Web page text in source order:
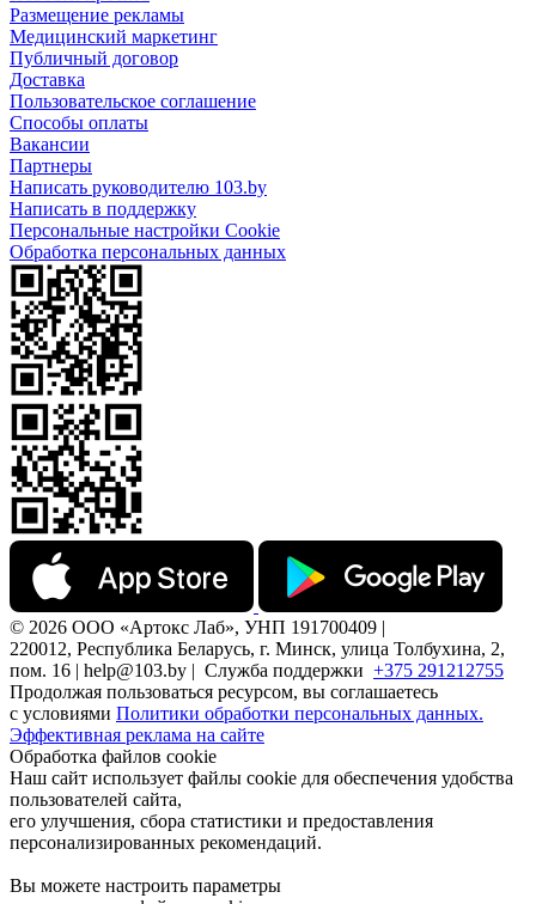
Размещение рекламы
Медицинский маркетинг
Публичный договор
Доставка
Пользовательское соглашение
Способы оплаты
Вакансии
Партнеры
Написать руководителю 103.by
Написать в поддержку
Персональные настройки Cookie
Обработка персональных данных
© 2026 ООО «Артокс Лаб», УНП 191700409 |
220012, Республика Беларусь, г. Минск, улица Толбухина, 2,
пом. 16 | help@103.by | Служба поддержки +375 291212755
Продолжая пользоваться ресурсом, вы соглашаетесь
с условиями Политики обработки персональных данных.
Эффективная реклама на сайте
Обработка файлов cookie
Наш сайт использует файлы cookie для обеспечения удобства
пользователей сайта,
его улучшения, сбора статистики и предоставления
персонализированных рекомендаций.
Вы можете настроить параметры